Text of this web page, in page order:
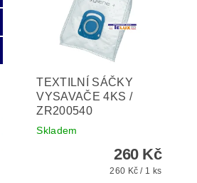
TEXTILNÍ SÁČKY
VYSAVAČE 4KS /
ZR200540
Skladem
260 Kč
260 Kč / 1 ks